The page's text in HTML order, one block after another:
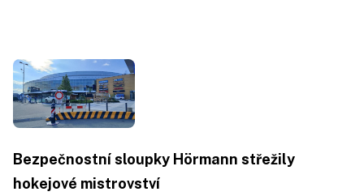
Bezpečnostní sloupky Hörmann střežily
hokejové mistrovství